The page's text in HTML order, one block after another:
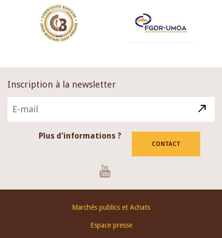
Inscription à la newsletter
Plus d'informations ?
CONTACT
Marchés publics et Achats
Espace presse